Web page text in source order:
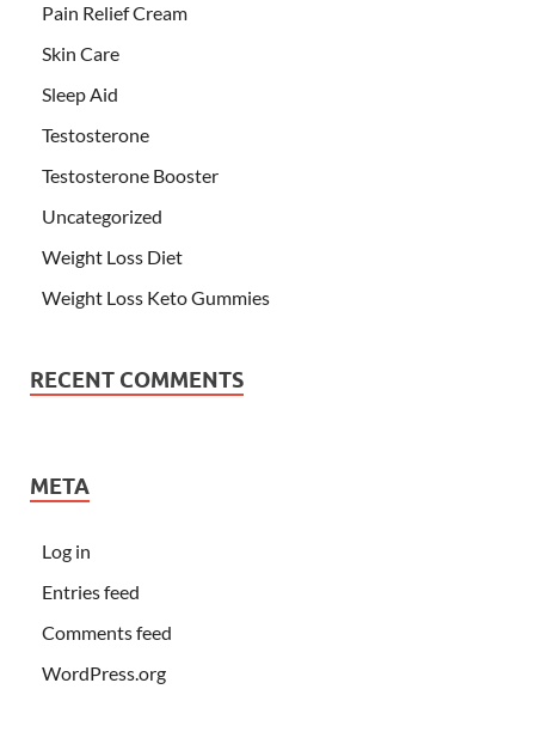
Pain Relief Cream
Skin Care
Sleep Aid
Testosterone
Testosterone Booster
Uncategorized
Weight Loss Diet
Weight Loss Keto Gummies
RECENT COMMENTS
META
Log in
Entries feed
Comments feed
WordPress.org